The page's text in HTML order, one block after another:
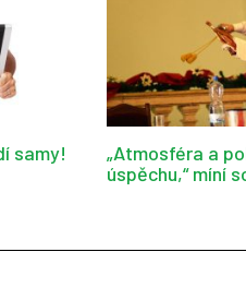
samy!
„Atmosféra a
úspěchu,“ míní